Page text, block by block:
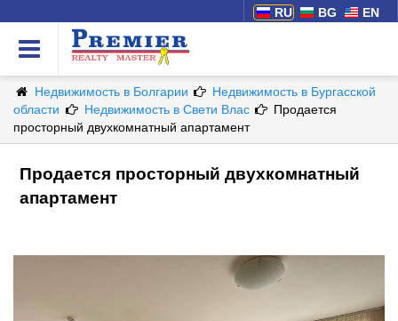
RU BG EN
Недвижимость в Болгарии
Недвижимость в Бургасской
области
Недвижимость в Свети Влас
Продается
просторный двухкомнатный апартамент
Продается просторный двухкомнатный
апартамент